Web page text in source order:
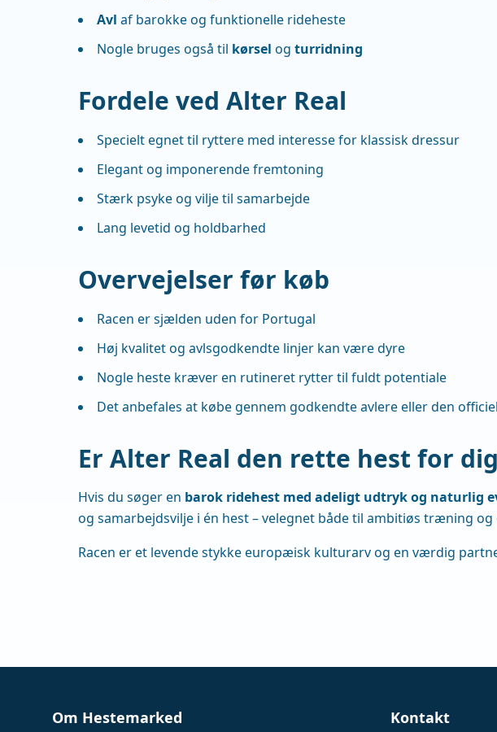
Avl af barokke og funktionelle rideheste
Nogle bruges også til kørsel og turridning
Fordele ved Alter Real
Specielt egnet til ryttere med interesse for klassisk dressur
Elegant og imponerende fremtoning
Stærk psyke og vilje til samarbejde
Lang levetid og holdbarhed
Overvejelser før køb
Racen er sjælden uden for Portugal
Høj kvalitet og avlsgodkendte linjer kan være dyre
Nogle heste kræver en rutineret rytter til fuldt potentiale
Det anbefales at købe gennem godkendte avlere eller den
Er Alter Real den rette hest for
Hvis du søger en barok ridehest med adeligt udtryk og naturlig
og samarbejdsvilje i én hest – velegnet både til ambitiøs træning og
Racen er et levende stykke europæisk kulturarv og en værdig
Om Hestemarked Kontakt